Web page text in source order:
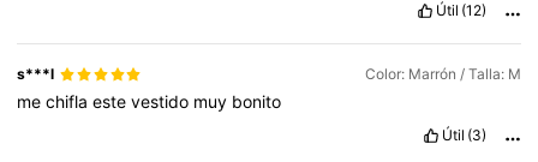
Útil (12)
s***l Color: Marrón / Talla: M
mechiflaestevestido muy bonito
Útil (3)